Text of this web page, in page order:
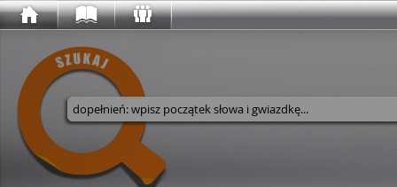
Wyszukaj w serwisie